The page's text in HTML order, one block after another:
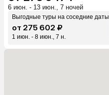
6 июн. - 13 июн., 7 ночей
Выгодные туры на соседние даты
от 275 602 ₽
1 июн. - 8 июн., 7 н.